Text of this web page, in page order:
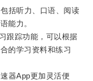
括听力、口语、阅读
能力。
踪功能，可以根据
的学习资料和练习
器App更加灵活便